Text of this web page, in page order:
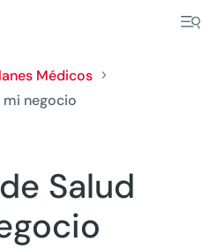
Médicos 5
mi negocio
Salud